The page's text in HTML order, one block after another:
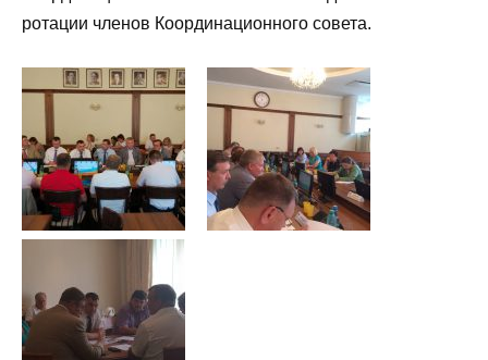
ротации членов Координационного совета.